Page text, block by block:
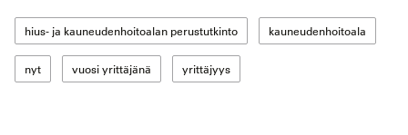
hius- ja kauneudenhoitoalan perustutkinto kauneudenhoitoala
nyt vuosi yrittäjänä yrittäjyys